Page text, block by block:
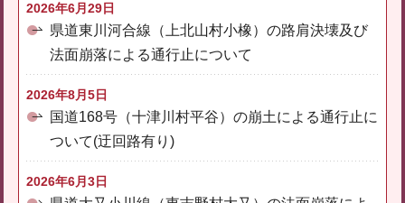
2026年6月29日
県道東川河合線（上北山村小橡）の路肩決壊及び
法面崩落による通行止について
2026年8月5日
国道168号（十津川村平谷）の崩土による通行止に
ついて(迂回路有り)
2026年6月3日